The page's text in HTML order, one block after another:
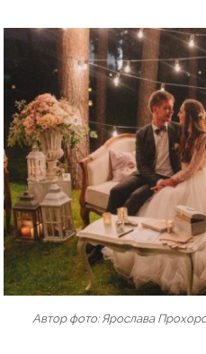
Автор фото: Ярослава